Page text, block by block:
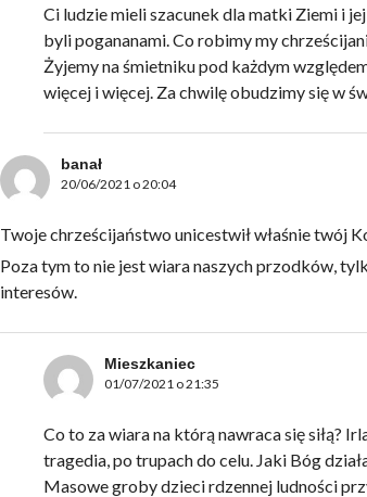
Ci ludzie mieli szacunek dla matki Ziemi i
byli pogananami. Co robimy my
Żyjemy na śmietniku pod każdym
więcej i więcej. Za chwilę obudzimy się w
banał
20/06/2021 o 20:04
Twoje chrześcijaństwo unicestwił właśnie twój
Poza tym to nie jest wiara naszych przodków,
interesów.
Mieszkaniec
01/07/2021 o 21:35
Co to za wiara na którą nawraca się siłą?
tragedia, po trupach do celu. Jaki Bóg
Masowe groby dzieci rdzennej ludności